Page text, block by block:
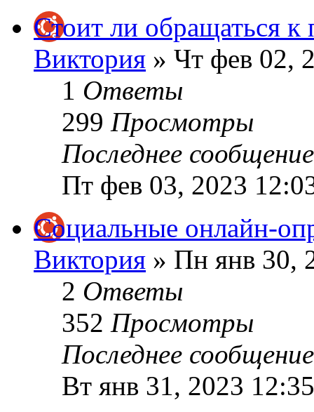
Стоит ли обращаться к
Виктория » Чт фев 02,
1 Ответы
299 Просмотры
Последнее
Пт фев 03, 2023
Социальные онлайн-
Виктория » Пн янв 30,
2 Ответы
352 Просмотры
Последнее
Вт янв 31, 2023